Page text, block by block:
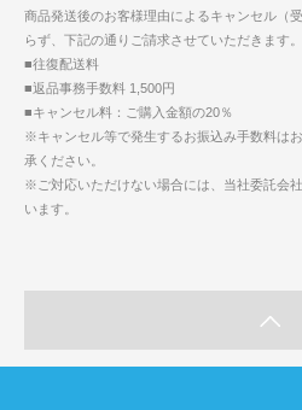
商品発送後のお客様理由によるキャンセル（
らず、下記の通りご請求させていただきます。
■往復配送料
■返品事務手数料 1,500円
■キャンセル料：ご購入金額の20％
※キャンセル等で発生するお振込み手数料は
承ください。
※ご対応いただけない場合には、当社委託会
います。